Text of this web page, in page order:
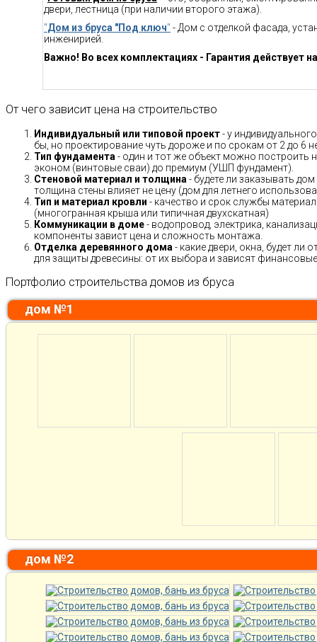
двери, лестница (при наличии второго этажа).
"Дом из бруса "Под ключ" - Дом с отделкой фасада,
инженирией.
Важно! Во всех комплектациях - Гарантия действует
От чего зависит цена на строительство
Индивидуальный или типовой проект- у
бы, но проектирование чуть дороже и по срокам от 2 до 6
Тип фундамента - один и тот же объект можно построить
эконом (винтовые сваи) до премиум (УШП фундамент).
Стеновой материал и толщина - будете ли заказывать
толщина стены влияет не цену (дом для летнего
Тип и материал кровли - качество и срок службы
(многогранная крыша или типичная двухскатная)
Коммуникации в доме- водопровод, электрика,
компоненты завист цена и сложность монтажа.
Отделка деревянного дома - какие двери, окна, будет
для защиты древесины: от их выбора и зависят
Портфолио строительства домов из бруса
дом №1
дом №2